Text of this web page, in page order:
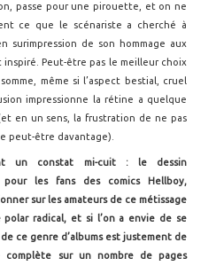
passe pour une pirouette, et on ne
ce que le scénariste a cherché à
surimpression de son hommage aux
Peut-être pas le meilleur choix
même si l’aspect bestial, cruel
impressionne la rétine a quelque
en un sens, la frustration de ne pas
peut-être davantage).
un constat mi-cuit : le dessin
pour les fans des comics Hellboy,
sur les amateurs de ce métissage
radical, et si l’on a envie de se
ce genre d’albums est justement de
sur un nombre de pages